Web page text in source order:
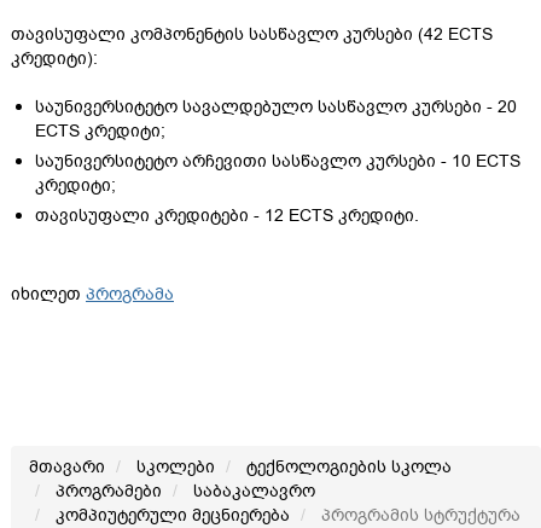
თავისუფალი კომპონენტის სასწავლო კურსები (42 ECTS
კრედიტი):
საუნივერსიტეტო სავალდებულო სასწავლო კურსები - 20
ECTS კრედიტი;
საუნივერსიტეტო არჩევითი სასწავლო კურსები - 10 ECTS
კრედიტი;
თავისუფალი კრედიტები - 12 ECTS კრედიტი.
იხილეთ პროგრამა
მთავარი სკოლები
ტექნოლოგიების სკოლა
პროგრამები
საბაკალავრო
კომპიუტერული მეცნიერება
პროგრამის სტრუქტურა